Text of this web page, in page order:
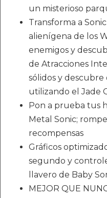
un misterioso
Transforma a
alienígena de los
enemigos y
de Atracciones
sólidos y
utilizando el Jade
Pon a prueba tus
Metal Sonic;
recompensas
Gráficos
segundo y
llavero de Baby
MEJOR QUE